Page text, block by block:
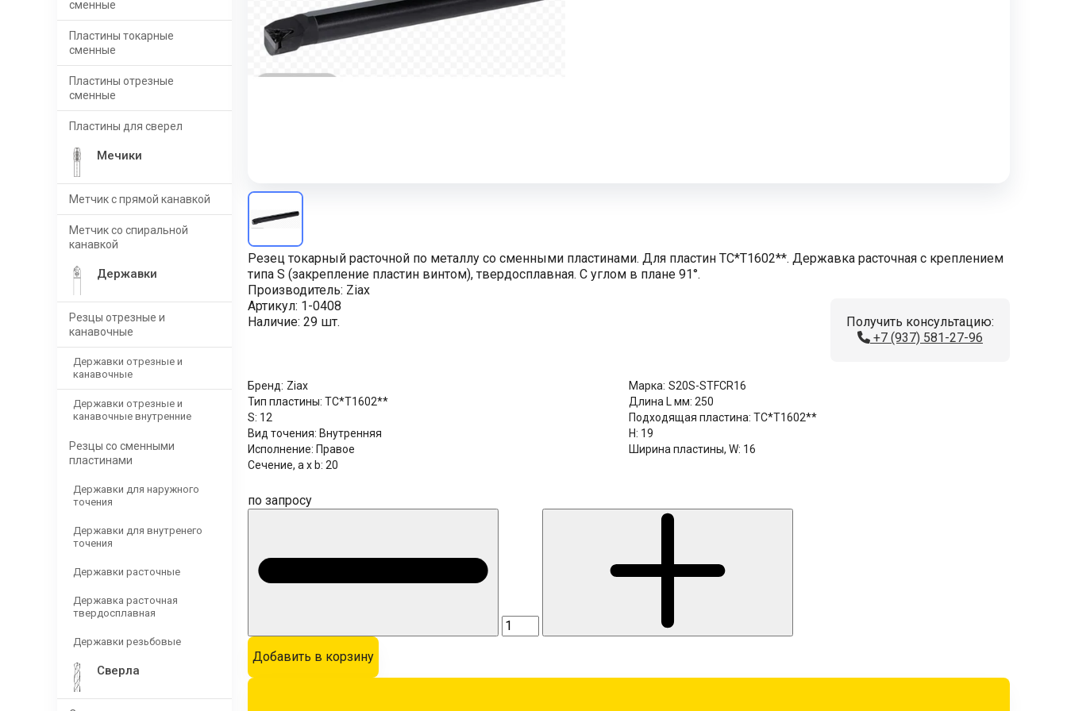
сменные
Пластины токарные
сменные
Пластины отрезные
сменные
Пластины для сверел
Мечики
Метчик с прямой канавкой
Метчик со спиральной
канавкой
Державки
Резцы отрезные и
канавочные
Державки отрезные и
канавочные
Державки отрезные и
канавочные внутренние
Резцы со сменными
пластинами
Державки для наружного
точения
Державки для внутренего
точения
Державки расточные
Державка расточная
твердосплавная
Державки резьбовые
Сверла
Резец токарный расточной по металлу со сменными пластинами. Для пластин TC*T1602**. Державка расточная с креплением
типа S (закрепление пластин винтом), твердосплавная. С углом в плане 91°.
Получить консультацию:
+7 (937) 581-27-96
Производитель: Ziax
Артикул: 1-0408
Наличие: 29 шт.
Бренд: Ziax Марка: S20S-STFCR16
Тип пластины: TC*T1602** Длина L мм: 250
S: 12 Подходящая пластина: TC*T1602**
Вид точения: Внутренняя H: 19
Исполнение: Правое Ширина пластины, W: 16
Сечение, a x b: 20
по запросу
Добавить в корзину